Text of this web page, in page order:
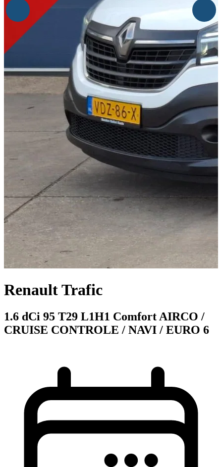
Renault Trafic
1.6 dCi 95 T29 L1H1 Comfort AIRCO /
CRUISE CONTROLE / NAVI / EURO 6